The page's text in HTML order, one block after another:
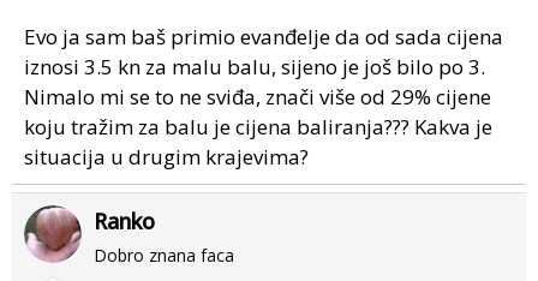
Evo ja sam baš primio evanđelje da od sada cijena
iznosi 3.5 kn za malu balu, sijeno je još bilo po 3.
Nimalo mi se to ne sviđa, znači više od 29% cijene
koju tražim za balu je cijena baliranja??? Kakva je
situacija u drugim krajevima?
Ranko
Dobro znana faca